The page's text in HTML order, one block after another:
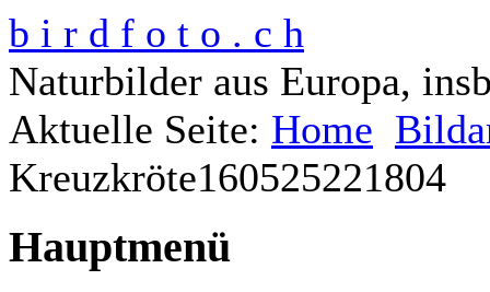
b i r d f o t o . c h
Naturbilder aus Europa,
Aktuelle Seite: Home
Kreuzkröte160525221804
Hauptmenü